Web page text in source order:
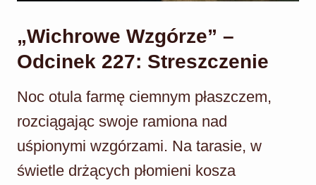
„Wichrowe Wzgórze” –
Odcinek 227: Streszczenie
Noc otula farmę ciemnym płaszczem,
rozciągając swoje ramiona nad
uśpionymi wzgórzami. Na tarasie, w
świetle drżących płomieni kosza